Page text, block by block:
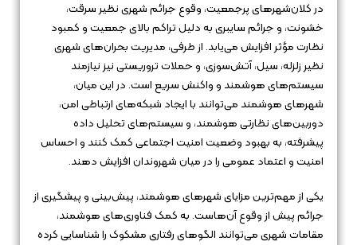
در کلان‌شهرهای پرجمعیت، وقوع جرائم شهری نظیر سرقت،
خشونت، و جرائم سایبری به دلیل تراکم بالای جمعیت و کمبود
نظارت مؤثر افزایش می‌یابد. از طرفی، مدیریت بحران‌های شهری
نظیر زلزله، سیل، آتش‌سوزی، و حملات تروریستی نیز نیازمند
سیستم‌های هوشمند و واکنش سریع است. در این میان،
شهرهای هوشمند می‌توانند با ایجاد شبکه‌های ارتباطی امن،
دوربین‌های نظارتی هوشمند، و سیستم‌های تحلیل داده
پیشرفته، به بهبود وضعیت امنیت اجتماعی کمک کنند و احساس
امنیت و اعتماد عمومی را در میان شهروندان افزایش دهند.
یکی از مهم‌ترین مزایای شهرهای هوشمند، پیش‌بینی و پیشگیری از
جرائم پیش از وقوع آن‌هاست. به کمک فناوری‌های هوشمند،
مقامات شهری می‌توانند الگوهای رفتاری مشکوک را شناسایی کرده